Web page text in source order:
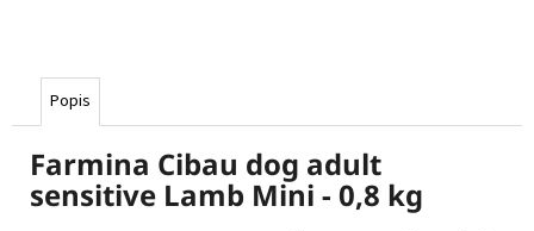
Popis
Farmina Cibau dog adult
sensitive Lamb Mini - 0,8 kg